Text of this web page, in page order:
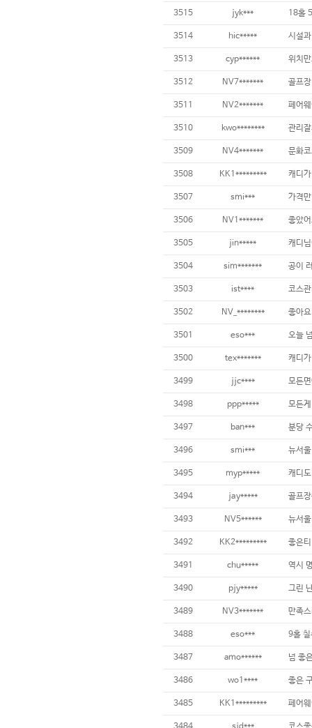
3515 jyk***
3514 hic*****
3513 cyp******
3512 NV7*******
3511 NV2*******
3510 kwo********
3509 NV4*******
3508 KK1*********
3507 smi*** 가격
3506 NV1*******
3505 jin*****
3504 sim*******
3503 ist****
3502 NV_********
3501 eso***
3500 tex*******
3499 jjc****
3498 ppp*****
3497 ban***
3496 smi***
3495 myp*****
3494 jay*****
3493 NV5******
3492 KK2*********
3491 chu*****
3490 pjy*****
3489 NV3******* 만족
3488 eso*** 9홀
3487 amo******
3486 wo1****
3485 KK1*********